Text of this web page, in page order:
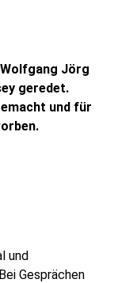
Jörg
geredet.
und für
und
Gesprächen